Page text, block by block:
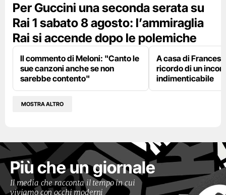
Per Guccini una seconda serata su
Rai 1 sabato 8 agosto: l’ammiraglia
Rai si accende dopo le polemiche
Il commento di Meloni: "Canto le
sue canzoni anche se non
sarebbe contento"
A casa di
ricordo di un
indimenticabile
MOSTRA ALTRO
Più che un giornale
Il media che racconta il tempo in cui
viviamo con occhi moderni